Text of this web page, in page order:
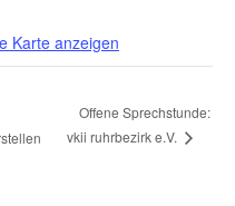
Karte anzeigen
Offene Sprechstunde:
vkii ruhrbezirk e.V.